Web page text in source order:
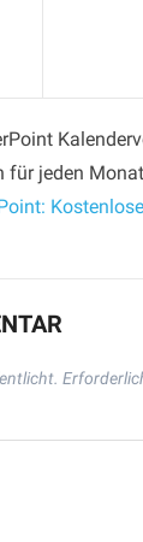
für jeden